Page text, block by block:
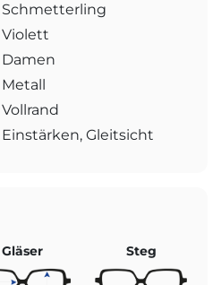
Schmetterling
Violett
Damen
Metall
Vollrand
Einstärken, Gleitsicht
Gläser Steg